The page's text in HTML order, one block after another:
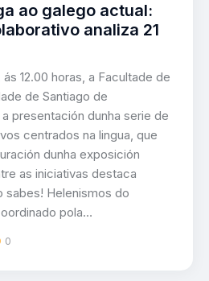
ao galego actual:
analiza 21
12.00 horas, a Facultade de
de Santiago de
presentación dunha serie de
centrados na lingua, que
dunha exposición
as iniciativas destaca
sabes! Helenismos do
pola…
0